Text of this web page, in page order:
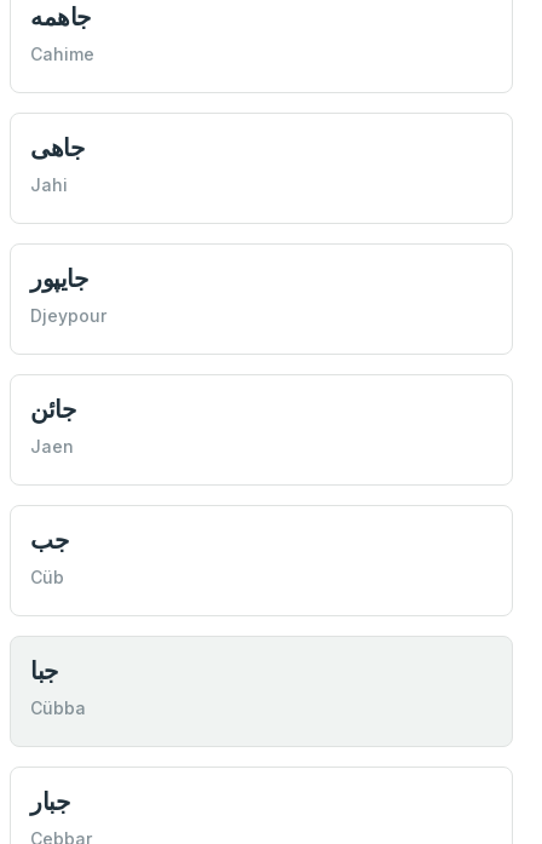
جاهمه
Cahime
جاهی
Jahi
جايپور
Djeypour
جائن
Jaen
جب
Cüb
جبا
Cübba
جبار
Cebbar